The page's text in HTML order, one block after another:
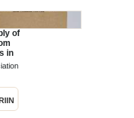
of
in